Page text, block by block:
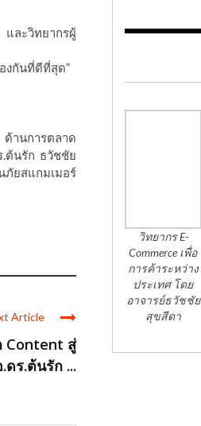
ละวิทยากรผู้
งกันที่ดีที่สุด”
านการตลาด
.ต้นรัก ธวัชชัย
ภัยสแกมเมอร์
Article
Content สู่
ร.ต้นรัก ...
วิทยากร E-
Commerce เพื่อ
การค้าระหว่าง
ประเทศ โดย
อาจารย์ธวัชชัย
สุขสีดา